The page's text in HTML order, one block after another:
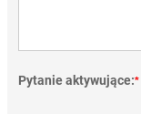
Pytanie aktywujące:*